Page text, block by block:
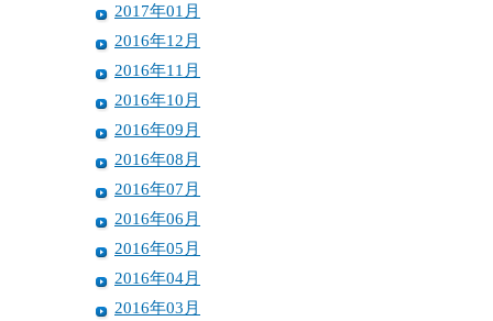
2017年01月
2016年12月
2016年11月
2016年10月
2016年09月
2016年08月
2016年07月
2016年06月
2016年05月
2016年04月
2016年03月